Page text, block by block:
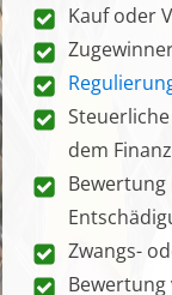
Kauf oder
dem
Zwangs-